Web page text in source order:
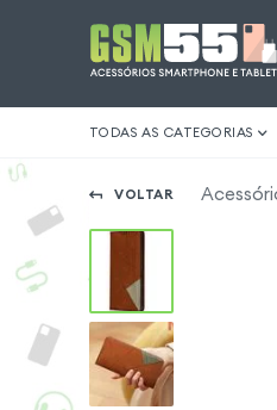
TODAS AS CATEGORIAS
VOLTAR